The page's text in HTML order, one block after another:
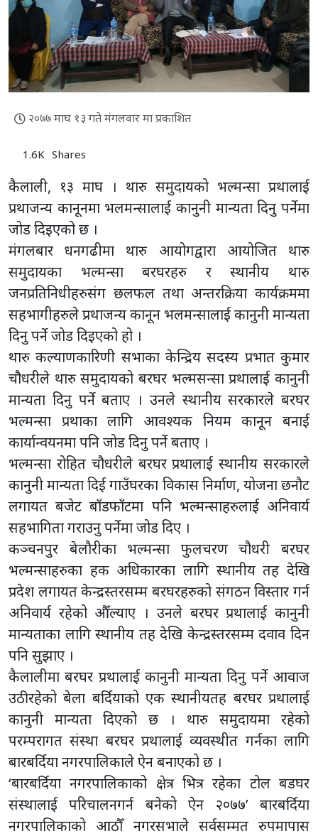
२०७७ माघ १३ गते मंगलवार मा प्रकाशित
1.6K Shares
कैलाली, १३ माघ । थारु समुदायको भल्मन्सा प्रथालाई
प्रथाजन्य कानूनमा भलमन्सालाई कानुनी मान्यता दिनु पर्नेमा
जोड दिइएको छ ।
मंगलबार धनगढीमा थारु आयोगद्वारा आयोजित थारु
समुदायका भल्मन्सा बरघरहरु र स्थानीय थारु
जनप्रतिनिधीहरुसंग छलफल तथा अन्तरक्रिया कार्यक्रममा
सहभागीहरुले प्रथाजन्य कानून भलमन्सालाई कानुनी मान्यता
दिनु पर्ने जोड दिइएको हो ।
थारु कल्याणकारिणी सभाका केन्द्रिय सदस्य प्रभात कुमार
चौधरीले थारु समुदायको बरघर भल्मसन्सा प्रथालाई कानुनी
मान्यता दिनु पर्ने बताए । उनले स्थानीय सरकारले बरघर
भल्मन्सा प्रथाका लागि आवश्यक नियम कानून बनाई
कार्यान्वयनमा पनि जोड दिनु पर्ने बताए ।
भल्मन्सा रोहित चौधरीले बरघर प्रथालाई स्थानीय सरकारले
कानुनी मान्यता दिई गाउँघरका विकास निर्माण, योजना छनौट
लगायत बजेट बाँडफाँटमा पनि भल्मन्साहरुलाई अनिवार्य
सहभागिता गराउनु पर्नेमा जोड दिए ।
कञ्चनपुर बेलौरीका भल्मन्सा फुलचरण चौधरी बरघर
भल्मन्साहरुका हक अधिकारका लागि स्थानीय तह देखि
प्रदेश लगायत केन्द्रस्तरसम्म बरघरहरुको संगठन विस्तार गर्न
अनिवार्य रहेको औँल्याए । उनले बरघर प्रथालाई कानुनी
मान्यताका लागि स्थानीय तह देखि केन्द्रस्तरसम्म दवाव दिन
पनि सुझाए ।
कैलालीमा बरघर प्रथालाई कानुनी मान्यता दिनु पर्ने आवाज
उठीरहेको बेला बर्दियाको एक स्थानीयतह बरघर प्रथालाई
कानुनी मान्यता दिएको छ । थारु समुदायमा रहेको
परम्परागत संस्था बरघर प्रथालाई व्यवस्थीत गर्नका लागि
बारबर्दिया नगरपालिकाले ऐन बनाएको छ ।
‘बारबर्दिया नगरपालिकाको क्षेत्र भित्र रहेका टोल बडघर
संस्थालाई परिचालनगर्न बनेको ऐन २०७७’ बारबर्दिया
नगरपालिकाको आठौँ नगरसभाले सर्वसम्मत रुपमापास